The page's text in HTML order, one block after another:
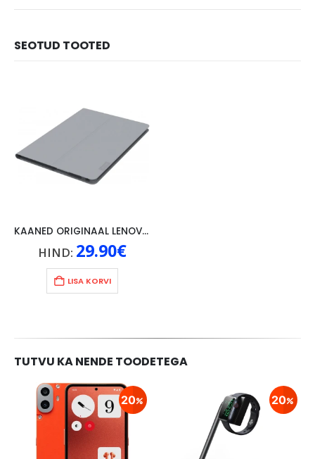
SEOTUD TOOTED
KAANED ORIGINAAL LENOVO TAB 4 10″, HALL
HIND: 29.90€
LISA KORVI
TUTVU KA NENDE TOODETEGA
20 20